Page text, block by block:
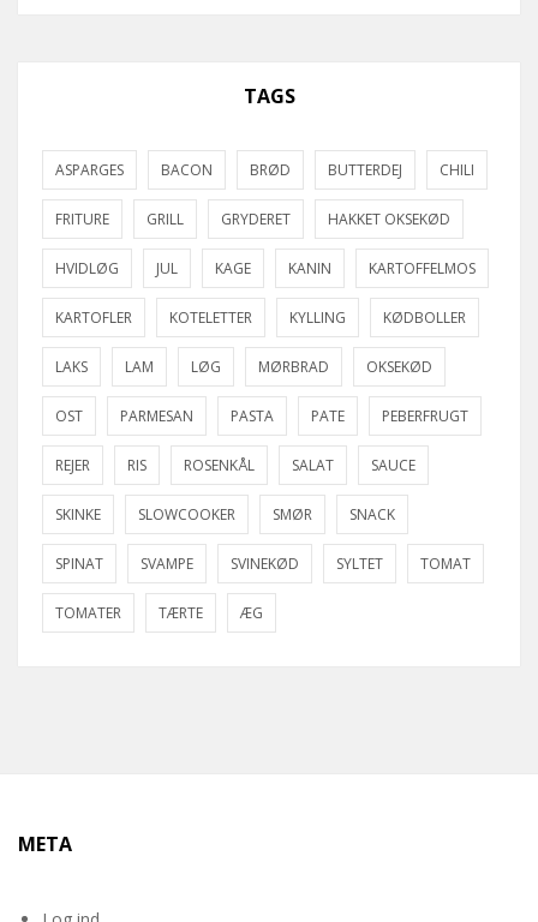
TAGS
ASPARGES BACON BRØD BUTTERDEJ CHILI
FRITURE GRILL GRYDERET HAKKET OKSEKØD
HVIDLØG JUL KAGE KANIN KARTOFFELMOS
KARTOFLER KOTELETTER KYLLING KØDBOLLER
LAKS LAM LØG MØRBRAD OKSEKØD
OST PARMESAN PASTA PATE PEBERFRUGT
REJER RIS ROSENKÅL SALAT SAUCE
SKINKE SLOWCOOKER SMØR SNACK
SPINAT SVAMPE SVINEKØD SYLTET TOMAT
TOMATER TÆRTE ÆG
META